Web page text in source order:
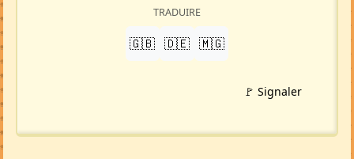
TRADUIRE
🇬🇧 🇩🇪 🇲🇬
🚩 Signaler